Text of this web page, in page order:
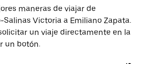
maneras de viajar de
Victoria a Emiliano Zapata.
un viaje directamente en la
un botón.